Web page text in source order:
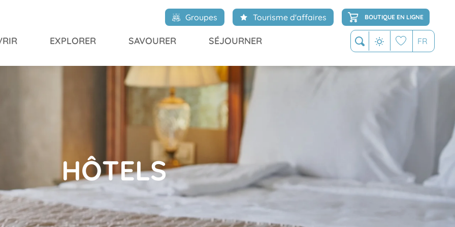
Recherche FR
Groupes Tourisme d'affaires BOUTIQUE EN LIGNE
EXPLORER SAVOURER SÉJOURNER
HÔTELS